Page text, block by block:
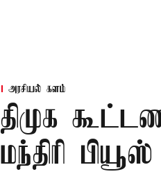
அரசியல் களம்
திமுக
மந்திரி